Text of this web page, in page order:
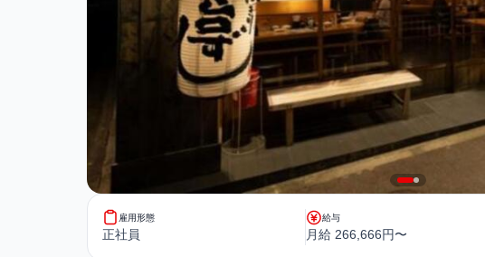
雇用形態
正社員
給与
月給 266,666円〜